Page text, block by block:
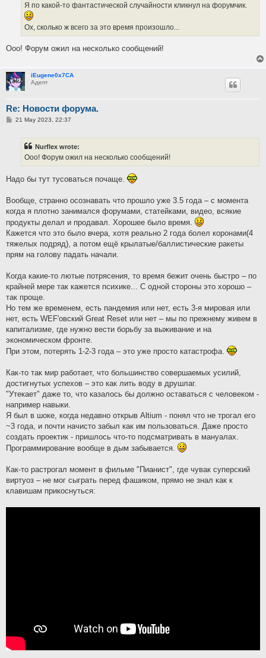
Я по какой-то фантастической случайности кликнул на форумчик.
Ох, сколько ж всего за это время произошло...
Ооо! Форум ожил на несколько сообщений!
iEugene0x7CA
Адепт
Re: Новости форума.
P21 May 2023, 22:37
Nurflex wrote:
Ооо! Форум ожил на несколько сообщений!
Надо бы тут тусоваться почаще.
Вообще, странно осознавать что прошло уже 3.5 года – с момента
когда я плотно занимался форумами, статейками, видео, всякие
продукты делал и продавал. Хорошее было время.
Кажется что это было вчера, хотя реально 2 года болел коронами(4
тяжелых подряд), а потом ещё крылатые/баллистические ракеты
прям на голову падать начали.
Когда какие-то лютые потрясения, то время бежит очень быстро – по
крайней мере так кажется психике... С одной стороны это хорошо –
так проще.
Но тем же временем, есть пандемия или нет, есть 3-я мировая или
нет, есть WEF'овский Great Reset или нет – мы по прежнему живем в
капитализме, где нужно вести борьбу за выживание и на
экономическом фронте.
При этом, потерять 1-2-3 года – это уже просто катастрофа.
Как-то так мир работает, что большинство совершаемых усилий,
достигнутых успехов – это как лить воду в друшлаг.
"Утекает" даже то, что казалось бы должно оставаться с человеком -
например навыки.
Я был в шоке, когда недавно открыв Altium - понял что не трогал его
~3 года, и почти начисто забыл как им пользоваться. Даже просто
создать проектик - пришлось что-то подсматривать в мануалах.
Программирование вообще в дым забывается.
Как-то растрогал момент в фильме "Пианист", где чувак суперский
виртуоз – не мог сыграть перед фашиком, прямо не знал как к
клавишам прикоснуться: